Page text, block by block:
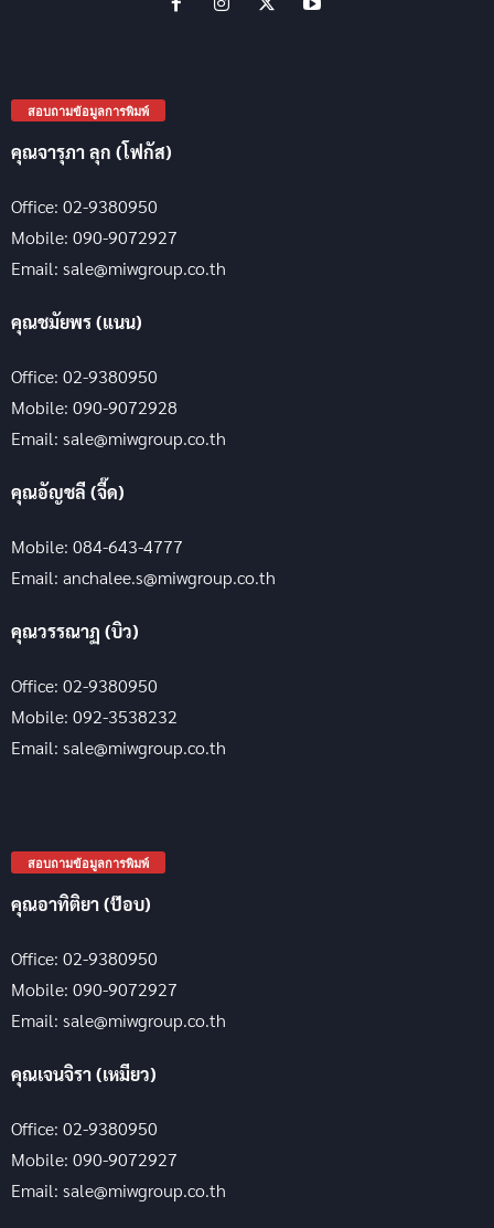
สอบถามข้อมูลการพิมพ์
คุณจารุภา ลุก (โฟกัส)
Office: 02-9380950
Mobile: 090-9072927
Email: sale@miwgroup.co.th
คุณชมัยพร (แนน)
Office: 02-9380950
Mobile: 090-9072928
Email: sale@miwgroup.co.th
คุณอัญชลี (จี๊ด)
Mobile: 084-643-4777
Email: anchalee.s@miwgroup.co.th
คุณวรรณาฏ (บิว)
Office: 02-9380950
Mobile: 092-3538232
Email: sale@miwgroup.co.th
สอบถามข้อมูลการพิมพ์
คุณอาทิติยา (ป๊อบ)
Office: 02-9380950
Mobile: 090-9072927
Email: sale@miwgroup.co.th
คุณเจนจิรา (เหมียว)
Office: 02-9380950
Mobile: 090-9072927
Email: sale@miwgroup.co.th